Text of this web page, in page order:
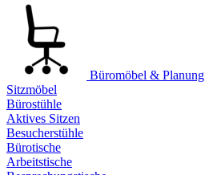
Büromöbel & Planung
Sitzmöbel
Bürostühle
Aktives Sitzen
Besucherstühle
Bürotische
Arbeitstische